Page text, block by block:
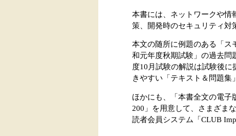
本書には、ネットワークや情
策、開発時のセキュリティ対
本文の随所に例題のある「ス
和元年度秋期試験」の過去問
度10月試験の解説は試験後
きやすい「テキスト＆問題集
ほかにも、「本書全文の電子
200」を用意して、さまざま
読者会員システム「CLUB